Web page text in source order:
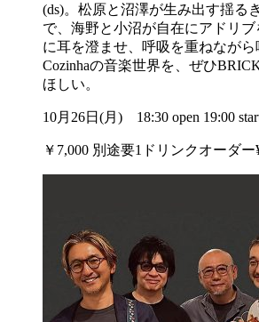
(ds)。松原と沼澤が生み出す揺る
で、海野と小沼が自在にアドリ
に耳を澄ませ、呼吸を重ねながら
Cozinhaの音楽世界を、ぜひ
ほしい。
10月26日(月) 18:30 open 19:00
￥7,000 別途要1ドリンクオーダー